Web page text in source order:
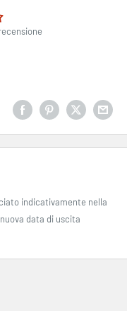
indicativamente nella
data di uscita